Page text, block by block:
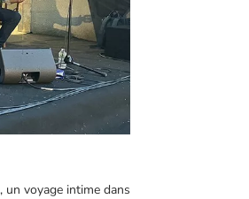
un voyage intime dans